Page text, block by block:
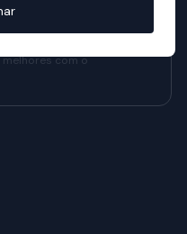
com o